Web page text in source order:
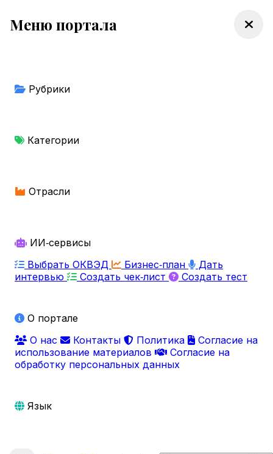
Меню портала
Рубрики
Категории
Отрасли
ИИ‑сервисы
Выбрать ОКВЭД
Бизнес‑план
Дать
интервью
Создать чек‑лист Создать тест
О портале
О нас
Контакты Политика
Согласие на
использование материалов
Согласие на
обработку персональных данных
Язык